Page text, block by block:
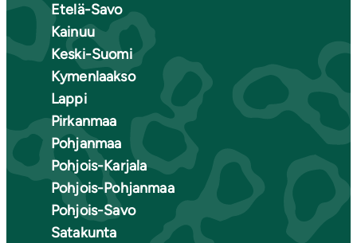
Etelä-Savo
Kainuu
Keski-Suomi
Kymenlaakso
Lappi
Pirkanmaa
Pohjanmaa
Pohjois-Karjala
Pohjois-Pohjanmaa
Pohjois-Savo
Satakunta